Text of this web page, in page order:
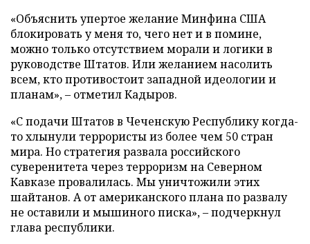
«Объяснить упертое желание Минфина США
блокировать у меня то, чего нет и в помине,
можно только отсутствием морали и логики в
руководстве Штатов. Или желанием насолить
всем, кто противостоит западной идеологии и
планам», – отметил Кадыров.
«С подачи Штатов в Чеченскую Республику когда-
то хлынули террористы из более чем 50 стран
мира. Но стратегия развала российского
суверенитета через терроризм на Северном
Кавказе провалилась. Мы уничтожили этих
шайтанов. А от американского плана по развалу
не оставили и мышиного писка», – подчеркнул
глава республики.